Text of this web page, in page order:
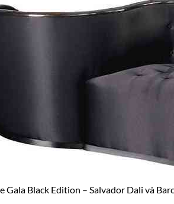
Gala Black Edition – Salvador Dali và